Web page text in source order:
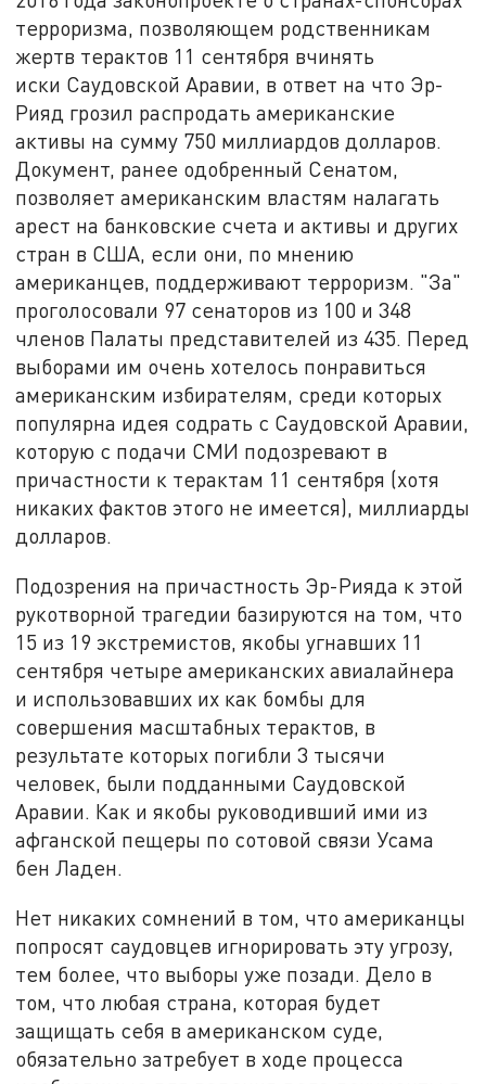
терроризма, позволяющем родственникам
жертв терактов 11 сентября вчинять
иски Саудовской Аравии, в ответ на что Эр-
Рияд грозил распродать американские
активы на сумму 750 миллиардов долларов.
Документ, ранее одобренный Сенатом,
позволяет американским властям налагать
арест на банковские счета и активы и других
стран в США, если они, по мнению
американцев, поддерживают терроризм. "За"
проголосовали 97 сенаторов из 100 и 348
членов Палаты представителей из 435. Перед
выборами им очень хотелось понравиться
американским избирателям, среди которых
популярна идея содрать с Саудовской Аравии,
которую с подачи СМИ подозревают в
причастности к терактам 11 сентября (хотя
никаких фактов этого не имеется), миллиарды
долларов.
Подозрения на причастность Эр-Рияда к этой
рукотворной трагедии базируются на том, что
15 из 19 экстремистов, якобы угнавших 11
сентября четыре американских авиалайнера
и использовавших их как бомбы для
совершения масштабных терактов, в
результате которых погибли 3 тысячи
человек, были подданными Саудовской
Аравии. Как и якобы руководивший ими из
афганской пещеры по сотовой связи Усама
бен Ладен.
Нет никаких сомнений в том, что американцы
попросят саудовцев игнорировать эту угрозу,
тем более, что выборы уже позади. Дело в
том, что любая страна, которая будет
защищать себя в американском суде,
обязательно затребует в ходе процесса